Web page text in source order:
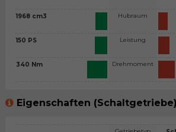
1968 cm3
150 PS
340 Nm
Hubraum
Leistung
Drehmoment
Eigenschaften (Schaltgetriebe)